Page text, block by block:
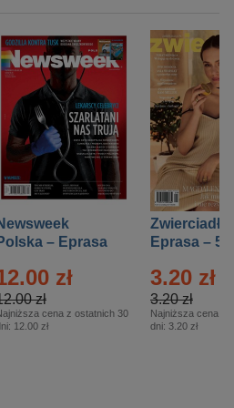
– Eprasa
zł
zł
cena z ostatnich 30
12.00 zł
Zwierciadło
Eprasa – 5/
3.20 zł
3.20 zł
Najniższa cena z
dni: 3.20 zł